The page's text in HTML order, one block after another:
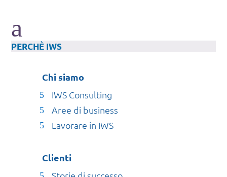
a
PERCHÈ IWS
Chi siamo
IWS Consulting
Aree di business
Lavorare in IWS
Clienti